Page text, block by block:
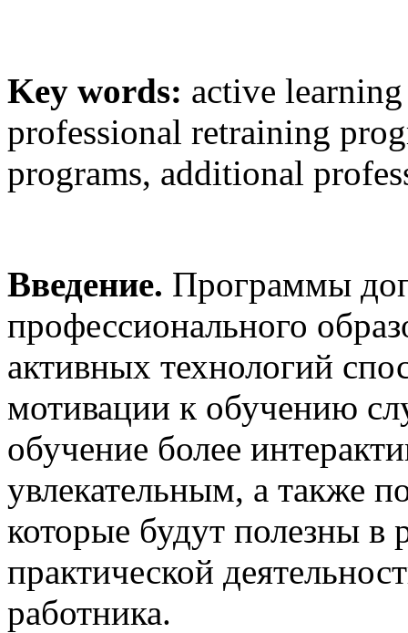
Key words: active learning
professional retraining
programs, additional
Введение. Программы
профессионального
активных технологий
мотивации к обучению
обучение более
увлекательным, а также
которые будут полезны
практической
работника.